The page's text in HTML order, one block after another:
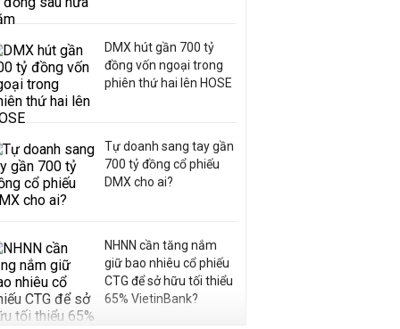
DMX hút gần 700 tỷ
đồng vốn ngoại trong
phiên thứ hai lên HOSE
Tự doanh sang tay gần
700 tỷ đồng cổ phiếu
DMX cho ai?
NHNN cần tăng nắm
giữ bao nhiêu cổ phiếu
CTG để sở hữu tối thiểu
65% VietinBank?